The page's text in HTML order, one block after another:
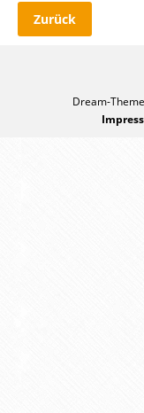
Zurück
Dream-